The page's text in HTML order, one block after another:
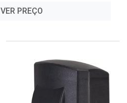
VER PREÇO